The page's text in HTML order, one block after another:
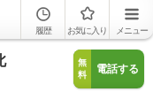
履歴 お気に入り メニュー
無
料
電話する